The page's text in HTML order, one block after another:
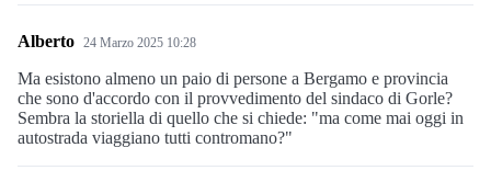
Alberto 24 Marzo 2025 10:28
Ma esistono almeno un paio di persone a Bergamo e provincia
che sono d'accordo con il provvedimento del sindaco di Gorle?
Sembra la storiella di quello che si chiede: "ma come mai oggi in
autostrada viaggiano tutti contromano?"